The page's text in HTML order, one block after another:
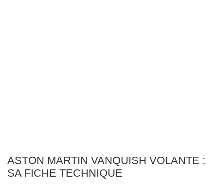
ASTON MARTIN VANQUISH VOLANTE :
SA FICHE TECHNIQUE